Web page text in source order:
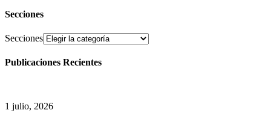
Secciones
Secciones
Publicaciones Recientes
1 julio, 2026